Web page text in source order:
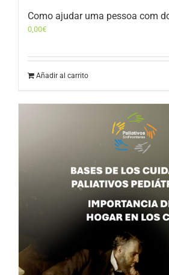
Como ajudar uma pessoa com
0,00€
Añadir al carrito